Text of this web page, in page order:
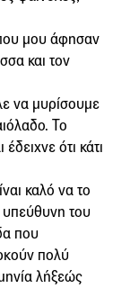
μου άφησαν
και τον
να μυρίσουμε
Το
ότι κάτι
καλό να το
του
που
πολύ
λήξεώς